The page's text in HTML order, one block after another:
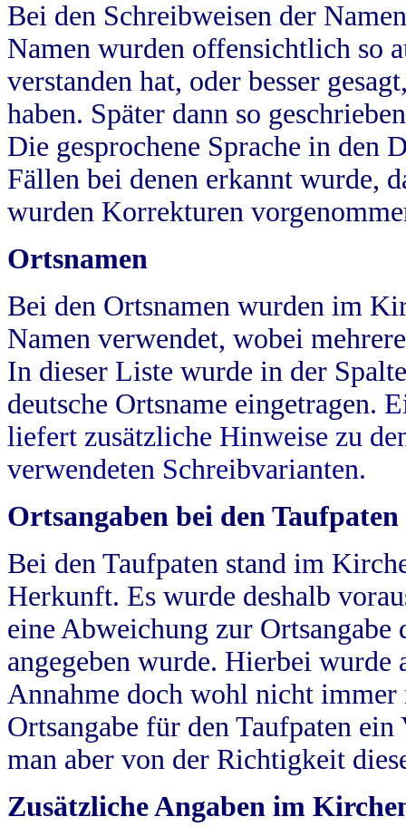
Bei den Schreibweisen der
Namen wurden offensichtlich so
verstanden hat, oder besser
haben. Später dann so
Die gesprochene Sprache in
Fällen bei denen erkannt wurde,
wurden Korrekturen
Ortsnamen
Bei den Ortsnamen wurden im
Namen verwendet, wobei
In dieser Liste wurde in der
deutsche Ortsname eingetragen.
liefert zusätzliche Hinweise zu
verwendeten Schreibvarianten.
Ortsangaben bei den Taufpaten
Bei den Taufpaten stand im
Herkunft. Es wurde deshalb
eine Abweichung zur
angegeben wurde. Hierbei wurde
Annahme doch wohl nicht
Ortsangabe für den Taufpaten
man aber von der Richtigkeit
Zusätzliche Angaben im